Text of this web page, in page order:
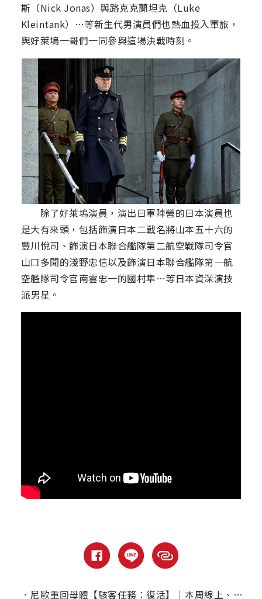
斯（Nick Jonas）與路克克蘭坦克（Luke
Kleintank）…等新生代男演員們也熱血投入軍旅，
與好萊塢一哥們一同參與這場決戰時刻。
除了好萊塢演員，演出日軍陣營的日本演員也
是大有來頭，包括飾演日本二戰名將山本五十六的
豐川悅司、飾演日本聯合艦隊第二航空戰隊司令官
山口多聞的淺野忠信以及飾演日本聯合艦隊第一航
空艦隊司令官南雲忠一的國村隼…等日本資深演技
派男星。
． 尼歐重回母體【駭客任務：復活】｜本周線上、電視首播推薦